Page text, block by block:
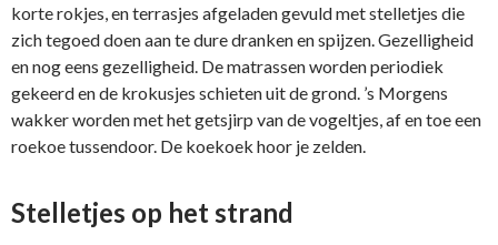
korte rokjes, en terrasjes afgeladen gevuld met stelletjes die
zich tegoed doen aan te dure dranken en spijzen. Gezelligheid
en nog eens gezelligheid. De matrassen worden periodiek
gekeerd en de krokusjes schieten uit de grond. ’s Morgens
wakker worden met het getsjirp van de vogeltjes, af en toe een
roekoe tussendoor. De koekoek hoor je zelden.
Stelletjes op het strand